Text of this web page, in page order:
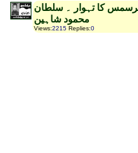
کا تہوار ۔ سلطان
محمود شاہین
Views:2215 Replies:0